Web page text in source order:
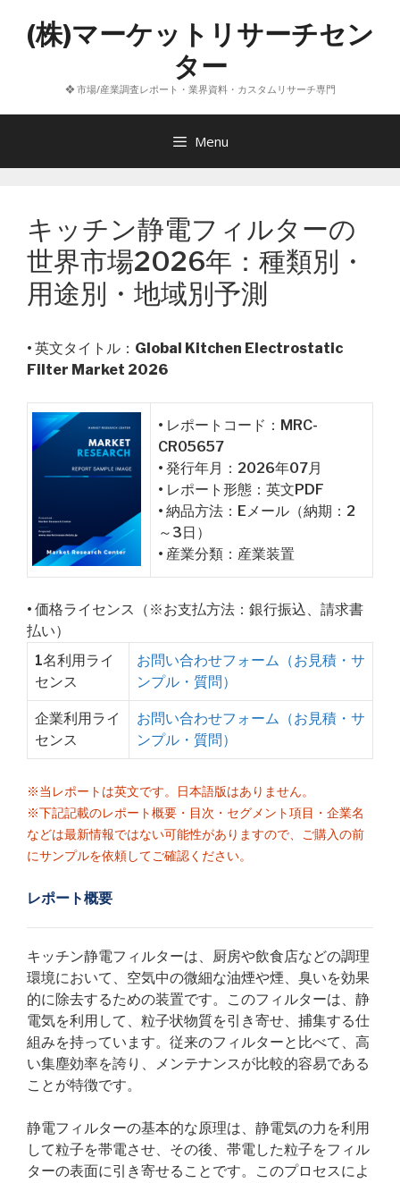
へ
(株)マーケットリサーチセン
ター
❖ 市場/産業調査レポート・業界資料・カスタムリサーチ専門
Menu
キッチン静電フィルターの
世界市場2026年：種類別・
用途別・地域別予測
• 英文タイトル： Global Kitchen Electrostatic
Filter Market 2026
• レポートコード：MRC-
CR05657
• 発行年月：2026年07月
• レポート形態：英文PDF
• 納品方法：Eメール（納期：2
～3日）
• 産業分類：産業装置
• 価格ライセンス（※お支払方法：銀行振込、請求書
払い）
1名利用ライ
センス
お問い合わせフォーム（お見積・サ
ンプル・質問）
企業利用ライ
センス
お問い合わせフォーム（お見積・サ
ンプル・質問）
※当レポートは英文です。日本語版はありません。
※下記記載のレポート概要・目次・セグメント項目・企業名
などは最新情報ではない可能性がありますので、ご購入の前
にサンプルを依頼してご確認ください。
レポート概要
キッチン静電フィルターは、厨房や飲食店などの調理
環境において、空気中の微細な油煙や煙、臭いを効果
的に除去するための装置です。このフィルターは、静
電気を利用して、粒子状物質を引き寄せ、捕集する仕
組みを持っています。従来のフィルターと比べて、高
い集塵効率を誇り、メンテナンスが比較的容易である
ことが特徴です。
静電フィルターの基本的な原理は、静電気の力を利用
して粒子を帯電させ、その後、帯電した粒子をフィル
ターの表面に引き寄せることです。このプロセスによ